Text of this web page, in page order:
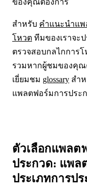
ของคุณต้องการ
สำหรับ คำแนะนำแ
โหวต ทีมของเราจะ
ตรวจสอบกลไกการ
รวมหากผู้ชมของคุณ
เยี่ยมชม glossary สำ
แพลตฟอร์มการประ
ตัวเลือกแพลต
ประกวด: แพล
ประเภทการป